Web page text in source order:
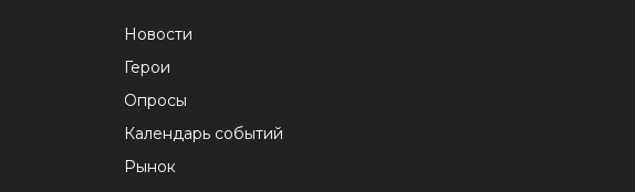
Новости
Герои
Опросы
Календарь событий
Рынок